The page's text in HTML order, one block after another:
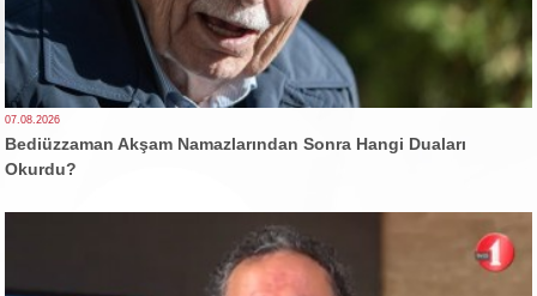
07.08.2026
Bediüzzaman Akşam Namazlarından Sonra Hangi Duaları
Okurdu?